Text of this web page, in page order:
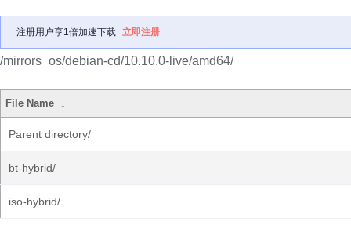
注册用户享1倍加速下载 立即注册
/mirrors_os/debian-cd/10.10.0-live/amd64/
File Name ↓
Parent directory/
bt-hybrid/
iso-hybrid/